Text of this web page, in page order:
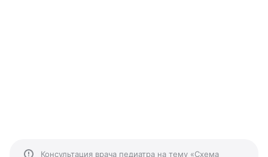
Консультация врача педиатра на тему «Схема